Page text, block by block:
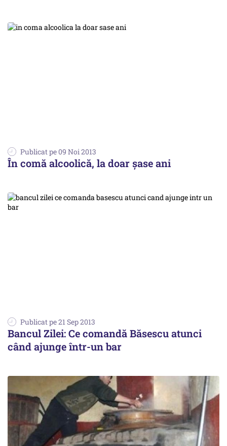
Publicat pe 09 Noi 2013
În comă alcoolică, la doar șase ani
Publicat pe 21 Sep 2013
Bancul Zilei: Ce comandă Băsescu atunci
când ajunge într-un bar